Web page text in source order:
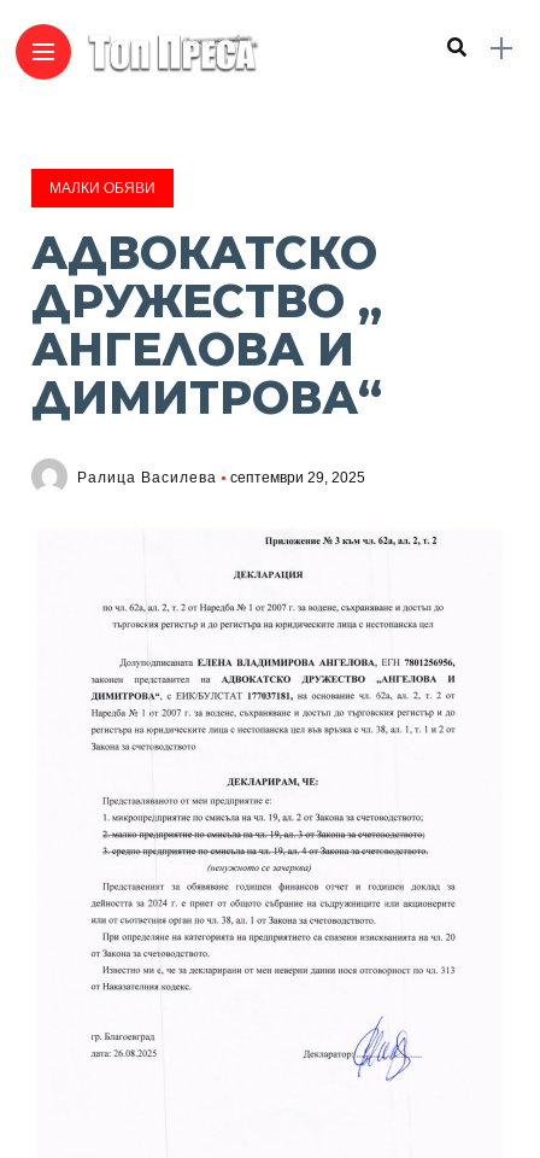
МАЛКИ ОБЯВИ
АДВОКАТСКО
ДРУЖЕСТВО „
АНГЕЛОВА И
ДИМИТРОВА“
Ралица Василева септември 29, 2025